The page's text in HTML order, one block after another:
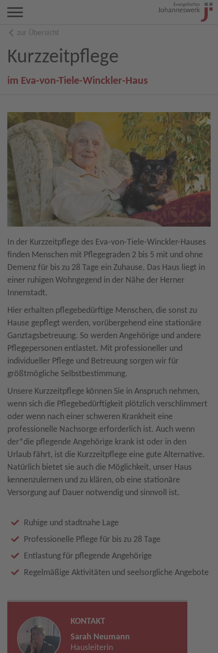
zur Übersicht
Kurzzeitpflege
im Eva-von-Tiele-Winckler-Haus
In der Kurzzeitpflege des Eva-von-Tiele-Winckler-Hauses
finden Menschen mit Pflegegraden 2 bis 5 mit und ohne
Demenz für bis zu 28 Tage ein Zuhause. Das Haus liegt in
einer ruhigen Wohngegend in der Nähe der Herner
Innenstadt.
Hier erhalten pflegebedürftige Menschen, die sonst zu
Hause gepflegt werden, vorübergehend eine stationäre
Ganztagsbetreuung. So werden Angehörige und andere
Pflegepersonen entlastet. Mit professioneller und
individueller Pflege und Betreuung sorgen wir für
größtmögliche Selbstbestimmung.
Unsere Kurzzeitpflege können Sie in Anspruch nehmen,
wenn sich die Pflegebedürftigkeit plötzlich verschlimmert
oder wenn nach einer schweren Krankheit eine
professionelle Nachsorge erforderlich ist. Auch wenn
der*die pflegende Angehörige krank ist oder in den
Urlaub fährt, ist die Kurzzeitpflege eine gute Alternative.
Natürlich bietet sie auch die Möglichkeit, unser Haus
kennenzulernen und zu klären, ob eine stationäre
Versorgung auf Dauer notwendig und sinnvoll ist.
Ruhige und stadtnahe Lage
Professionelle Pflege für bis zu 28 Tage
Entlastung für pflegende Angehörige
Regelmäßige Aktivitäten und seelsorgliche Angebote
KONTAKT
Sarah Neumann
Hausleiterin